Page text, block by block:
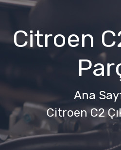
Citroen
Ana
Citroen C2